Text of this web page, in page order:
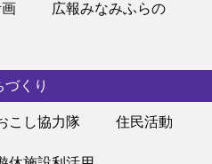
広報みなみふらの
づくり
こし協力隊 住民活動